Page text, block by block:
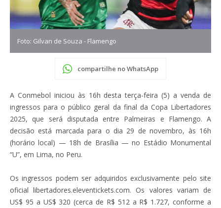
Foto: Gilvan de Souza - Flamengo
compartilhe no WhatsApp
A Conmebol iniciou às 16h desta terça-feira (5) a venda de
ingressos para o público geral da final da Copa Libertadores
2025, que será disputada entre Palmeiras e Flamengo. A
decisão está marcada para o dia 29 de novembro, às 16h
(horário local) — 18h de Brasília — no Estádio Monumental
“U”, em Lima, no Peru.
Os ingressos podem ser adquiridos exclusivamente pelo site
oficial libertadores.eleventickets.com. Os valores variam de
US$ 95 a US$ 320 (cerca de R$ 512 a R$ 1.727, conforme a